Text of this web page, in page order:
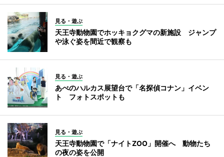
見る・遊ぶ
天王寺動物園でホッキョクグマの新施設 ジャンプ
や泳ぐ姿を間近で観察も
見る・遊ぶ
あべのハルカス展望台で「名探偵コナン」イベン
ト フォトスポットも
見る・遊ぶ
天王寺動物園で「ナイトZOO」開催へ 動物たち
の夜の姿を公開